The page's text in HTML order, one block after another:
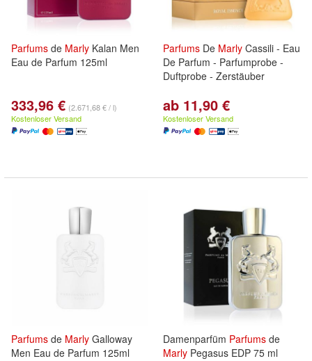
Parfums de Marly Kalan Men
Eau de Parfum 125ml
333,96 € (2.671,68 € / l)
Kostenloser Versand
Parfums De Marly Cassili - Eau
De Parfum - Parfumprobe -
Duftprobe - Zerstäuber
ab 11,90 €
Kostenloser Versand
Parfums de Marly Galloway
Men Eau de Parfum 125ml
Damenparfüm Parfums de
Marly Pegasus EDP 75 ml